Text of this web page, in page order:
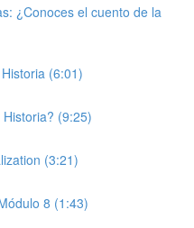
¿Conoces el cuento de la
(6:01)
(9:25)
(3:21)
8 (1:43)